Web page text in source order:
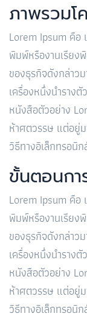
ภาพรวมโ
Lorem Ipsum คือ
พิมพ์หรืองานเรียง
ของธุรกิจดังกล่าว
เครื่องหนึ่งนำราง
หนังสือตัวอย่าง
ห้าศตวรรษ แต่อยู่
วิธีทางอิเล็กทรอนิ
ขั้นตอนกา
Lorem Ipsum คือ
พิมพ์หรืองานเรียง
ของธุรกิจดังกล่าว
เครื่องหนึ่งนำราง
หนังสือตัวอย่าง
ห้าศตวรรษ แต่อยู่
วิธีทางอิเล็กทรอนิ